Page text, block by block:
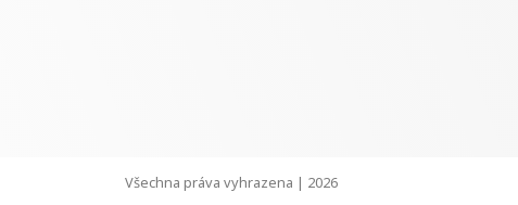
Všechna práva vyhrazena | 2026